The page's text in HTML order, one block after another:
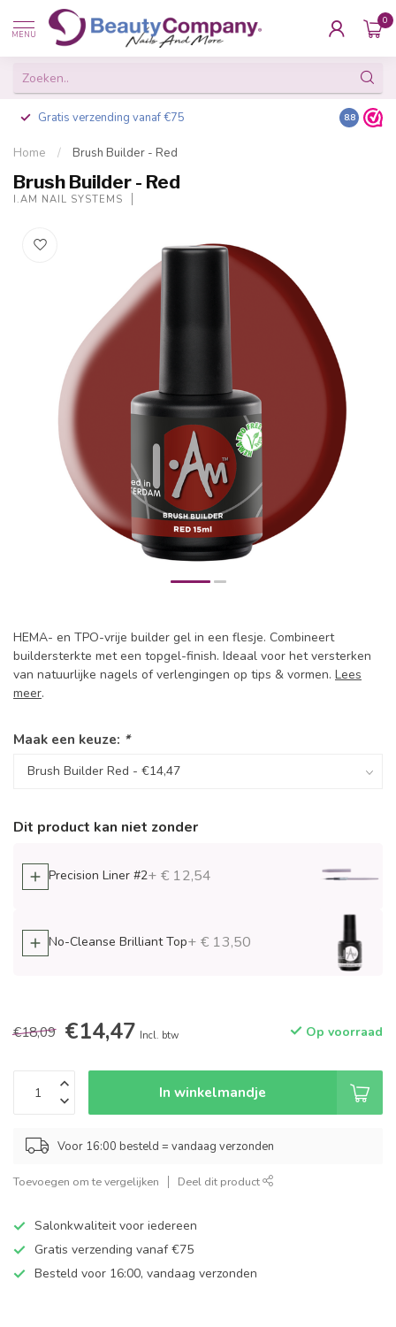
MENU
0
Gratis verzending vanaf €75 Besteld
8.8
Home / Brush Builder - Red
Brush Builder - Red
I.AM NAIL SYSTEMS
HEMA- en TPO-vrije builder gel in een flesje. Combineert
buildersterkte met een topgel-finish. Ideaal voor het versterken
van natuurlijke nagels of verlengingen op tips & vormen. Lees
meer.
Maak een keuze: *
Dit product kan niet zonder
Precision Liner #2+ € 12,54
No-Cleanse Brilliant Top+ € 13,50
€18,09 €14,47 Incl. btw Op voorraad
In winkelmandje
Voor 16:00 besteld = vandaag verzonden
Toevoegen om te vergelijken Deel dit product
Salonkwaliteit voor iedereen
Gratis verzending vanaf €75
Besteld voor 16:00, vandaag verzonden